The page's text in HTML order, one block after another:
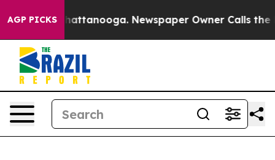
AGP PICKS
in Chattanooga. Newspaper Owner Calls the